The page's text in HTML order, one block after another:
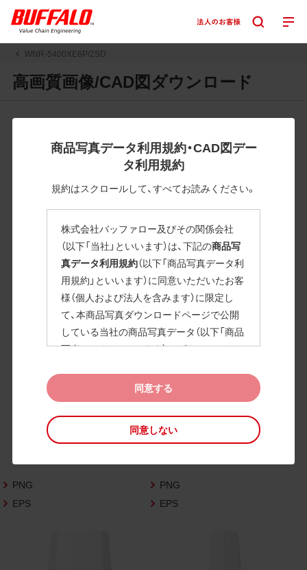
WNR-5400XE6P/2SD
高画質画像/CAD図ダウンロード
商品写真データ利用規約・CAD図デー
タ利用規約
規約はスクロールして、すべてお読みください。
株式会社バッファロー及びその関係会社
（以下「当社」といいます）は、下記の商品写
真データ利用規約（以下「商品写真データ利
用規約」といいます）に同意いただいたお客
様（個人および法人を含みます）に限定し
て、本商品写真ダウンロードページで公開
している当社の商品写真データ（以下「商品
写真データ」といいます）のダウンロードお
また、当社は、下記のCAD図データ利用規約
（以下「CAD図データ利用規約」といいます）
に同意いただいたお客様に限定して、本CA
D図ダウンロードページで公開している当
いいます）の利用を許諾いたします。
お客様が「同意する」ボタンをクリックされ
た場合、商品写真データ利用規約及びCAD
同意する
同意しない
すと圧縮ファイルのダウンロードが始まります。
JPEG・EPSファイルにはパスが設定されています。画像編集
の際に便利です。PNG画像は原則として背景を透過したもの
を提供しています。
掲載データ「JPEG、PNG : 低解像度(RGBカラー)」 「EPS : 高
解像度(CMYKカラー)」
WNR-5400XE6P/2SD
高画質画像
PNG
EPS
PNG
EPS